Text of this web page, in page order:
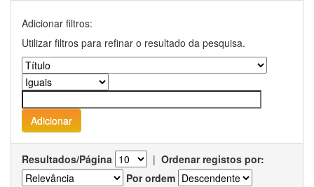
Adicionar filtros:
Utilizar filtros para refinar o resultado da pesquisa.
Resultados/Página | Ordenar registos por:
Por ordem